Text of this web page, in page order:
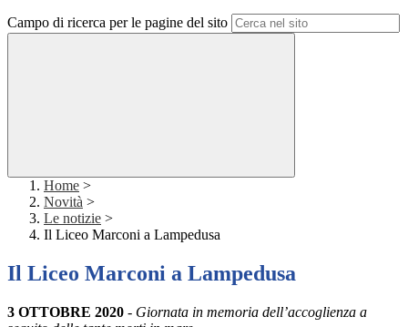
Campo di ricerca per le pagine del sito
Home >
Novità >
Le notizie >
Il Liceo Marconi a Lampedusa
Il Liceo Marconi a Lampedusa
3 OTTOBRE 2020 - Giornata in memoria dell’accoglienza a